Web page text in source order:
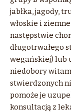
jabłka, jagody,
włoskie i ziemne
następstwie
długotrwałego
wegańskiej) lub
niedobory
stwierdzonych
pomoże je
konsultacją z